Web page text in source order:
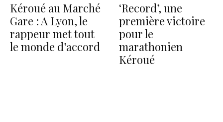
Kéroué au Marché
Gare : A Lyon, le
rappeur met tout
le monde d’accord
‘Record’, une
première victoire
pour le
marathonien
Kéroué